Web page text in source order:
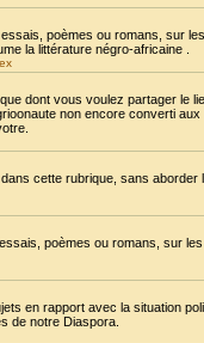
poèmes ou romans, sur
la littérature négro-africaine .
dont vous voulez partager le
non encore converti
cette rubrique, sans
poèmes ou romans, sur
en rapport avec la situation
de notre Diaspora.